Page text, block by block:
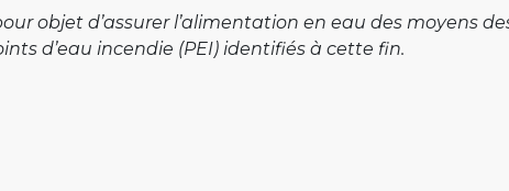
objet d’assurer l’alimentation en eau des moyens
d’eau incendie (PEI) identifiés à cette fin.